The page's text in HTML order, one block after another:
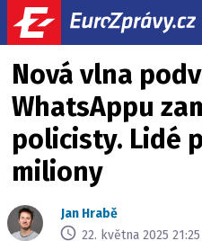
Nová vlna
WhatsAppu
policisty. Lidé
miliony
Jan Hrabě
22. května 2025 21:25